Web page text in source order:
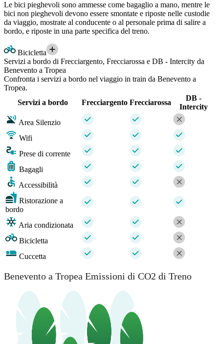
Le bici pieghevoli sono ammesse come bagaglio a mano, mentre le
bici non pieghevoli devono essere smontate e riposte nelle custodie
da viaggio, mostrate al conducente o al personale prima di salire a
bordo, e riposte in una parte specifica del treno.
Bicicletta
Servizi a bordo di Frecciargento, Frecciarossa e DB - Intercity da
Benevento a Tropea
Confronta i servizi a bordo nel viaggio in train da Benevento a
Tropea.
Servizi a bordo
Frecciargento Frecciarossa
DB -
Intercity
Area Silenzio
Wifi
Prese di corrente
Bagagli
Accessibilità
Ristorazione a
bordo
Aria condizionata
Bicicletta
Cuccetta
Benevento a Tropea Emissioni di CO2 di Treno